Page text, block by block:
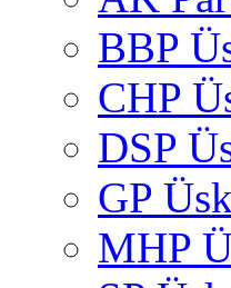
BBP
CHP
DSP
GP
MHP